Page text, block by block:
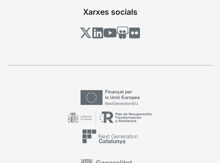
Xarxes socials